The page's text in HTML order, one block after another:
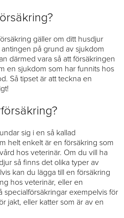
gäller om ditt husdjur
på grund av sjukdom
därmed vara så att försäkringen
en sjukdom som har funnits hos
Så tipset är att teckna en
sig i en så kallad
helt enkelt är en försäkring som
hos veterinär. Om du vill ha
så finns det olika typer av
kan du lägga till en försäkring
hos veterinär, eller en
specialförsäkringar exempelvis för
jakt, eller katter som är av en